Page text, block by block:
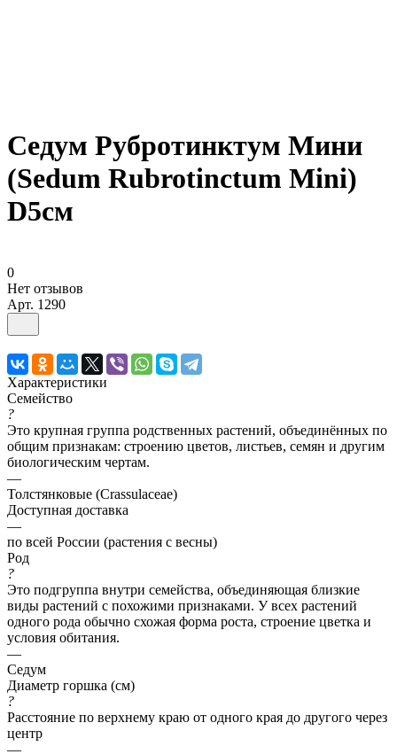
Седум Рубротинктум Мини
(Sedum Rubrotinctum Mini)
D5см
0
Нет отзывов
Арт. 1290
Характеристики
Семейство
?
Это крупная группа родственных растений, объединённых по
общим признакам: строению цветов, листьев, семян и другим
биологическим чертам.
—
Толстянковые (Crassulaceae)
Доступная доставка
—
по всей России (растения с весны)
Род
?
Это подгруппа внутри семейства, объединяющая близкие
виды растений с похожими признаками. У всех растений
одного рода обычно схожая форма роста, строение цветка и
условия обитания.
—
Седум
Диаметр горшка (см)
?
Расстояние по верхнему краю от одного края до другого через
центр
—